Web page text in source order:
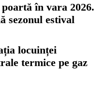
poartă în vara 2026.
sezonul estival
locuinței
termice pe gaz